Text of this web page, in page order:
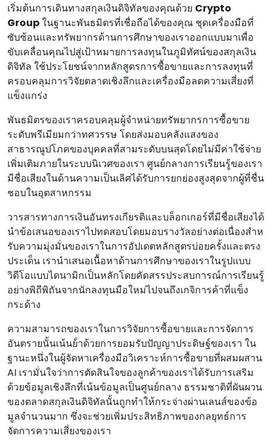
เริ่มต้นการเดินทางสกุลเงินดิจิทัลของคุณด้วย Crypto
Groupในฐานะพันธมิตรที่เชื่อถือได้ของคุณ ชุดเครื่องมือที่
ซับซ้อนและทรัพยากรด้านการศึกษาของเราออกแบบมาเพื่อ
ขับเคลื่อนคุณไปสู่เป้าหมายการลงทุนในภูมิทัศน์ของสกุลเงิน
ดิจิทัล ใช้ประโยชน์จากหลักสูตรการซื้อขายและการลงทุนที่
ครอบคลุมการวิจัยตลาดเชิงลึกและเครื่องมือลดความเสี่ยงที่
แข็งแกร่ง
พันธมิตรของเราครอบคลุมผู้จําหน่ายทรัพยากรการซื้อขาย
ระดับพรีเมียมกว่าทศวรรษ โดยส่งมอบคลังแสงของ
สาธารณูปโภคของบุคคลที่สามระดับบนสุดโดยไม่มีค่าใช้จ่าย
เพิ่มเติมภายในระบบนิเวศของเรา ศูนย์กลางการเรียนรู้ของเรา
มีชื่อเสียงในด้านความเป็นเลิศได้รับการยกย่องสูงสุดจากผู้ที่ชื่น
ชอบในอุตสาหกรรม
วารสารทางการเงินอันทรงเกียรติและบล็อกเกอร์ที่มีชื่อเสียงได้
นําข้อเสนอของเราไปทดสอบโดยมอบรางวัลอย่างต่อเนื่องสําห
รับความมุ่งมั่นของเราในการอัปเดตหลักสูตรบ่อยครั้งและตรง
ประเด็น เรานําเสนอเนื้อหาด้านการศึกษาของเราในรูปแบบ
วิดีโอแบบไดนามิกเป็นหลักโดยคัดสรรประสบการณ์การเรียนรู้
อย่างพิถีพิถันจากนักลงทุนมือใหม่ไปจนถึงเกจิการค้าที่แข็ง
กระด้าง
ความสามารถของเราในการวิจัยการซื้อขายและการจัดการ
อันตรายนั้นเน้นย้ําด้วยการยอมรับปัญญาประดิษฐ์ของเรา ใน
ฐานะหนึ่งในผู้จัดหาเครื่องมือวิเคราะห์การซื้อขายที่ผสมผสาน
AI เรามั่นใจว่าการตัดสินใจของลูกค้าของเราได้รับการเสริม
ด้วยข้อมูลเชิงลึกที่เน้นข้อมูลเป็นศูนย์กลาง ธรรมชาติที่ผันผวน
ของตลาดสกุลเงินดิจิทัลนั้นถูกทําให้กระจ่างผ่านเลนส์ของข้อ
มูลจํานวนมาก ซึ่งจะช่วยเพิ่มประสิทธิภาพของกลยุทธ์การ
จัดการความเสี่ยงของเรา